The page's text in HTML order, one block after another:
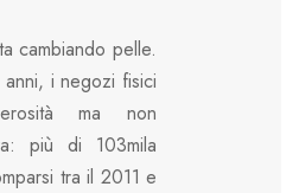
cambiando pelle.
i negozi fisici
ma non
più di 103mila
tra il 2011 e